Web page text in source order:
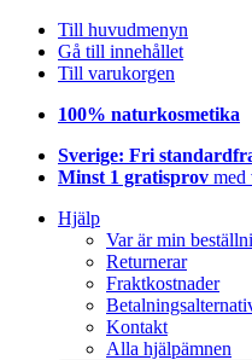
Till huvudmenyn
Gå till innehållet
Till varukorgen
100% naturkosmetika
Sverige: Fri
Minst 1 gratisprov med
Hjälp
Var är min
Returnerar
Fraktkostnader
Kontakt
Alla hjälpämnen